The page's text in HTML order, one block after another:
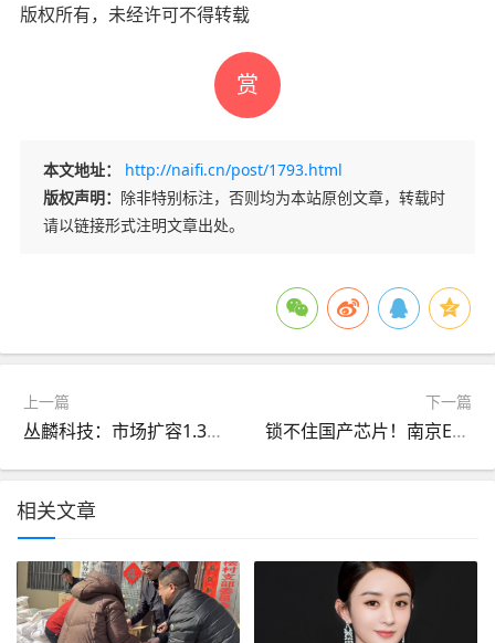
版权所有，未经许可不得转载
赏
本文地址：
http://naifi.cn/post/1793.html
版权声明： 除非特别标注，否则均为本站原创文章，转载时
请以链接形式注明文章出处。
上一篇
丛麟科技：市场扩容1.3倍 却有过半产能闲置 募资20亿扩产怎消化？丨
下一篇
锁不住国产芯片！南京EDA创新中心向科技部申报 已在审批
相关文章